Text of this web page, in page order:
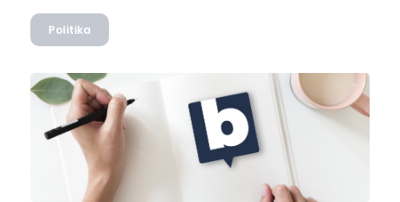
Politika